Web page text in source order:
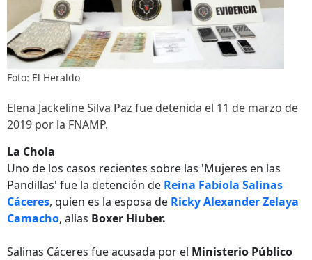
Foto: El Heraldo
Elena Jackeline Silva Paz fue detenida el 11 de marzo de
2019 por la FNAMP.
La Chola
Uno de los casos recientes sobre las 'Mujeres en las
Pandillas' fue la detención de Reina Fabiola Salinas
Cáceres, quien es la esposa de Ricky Alexander Zelaya
Camacho, alias Boxer Hiuber.
Salinas Cáceres fue acusada por el Ministerio Público